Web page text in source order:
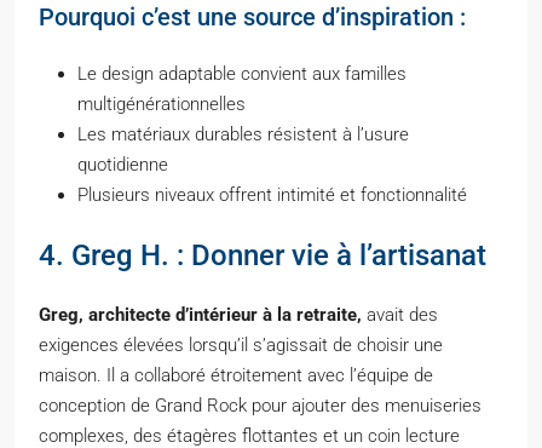
Pourquoi c’est une source d’inspiration :
Le design adaptable convient aux familles
multigénérationnelles
Les matériaux durables résistent à l’usure
quotidienne
Plusieurs niveaux offrent intimité et fonctionnalité
4. Greg H. : Donner vie à l’artisanat
Greg, architecte d’intérieur à la retraite, avait des
exigences élevées lorsqu’il s’agissait de choisir une
maison. Il a collaboré étroitement avec l’équipe de
conception de Grand Rock pour ajouter des menuiseries
complexes, des étagères flottantes et un coin lecture